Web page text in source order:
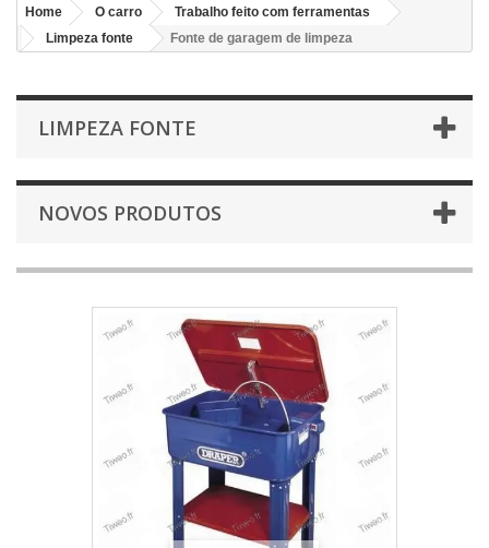
Home O carro
Trabalho feito com ferramentas
Limpeza fonte
Fonte de garagem de limpeza
LIMPEZA FONTE
NOVOS PRODUTOS